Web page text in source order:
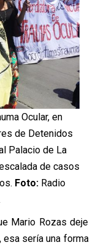
Ocular, en
de Detenidos
Palacio de La
de casos
Foto:Radio
Mario Rozas deje
sería una forma